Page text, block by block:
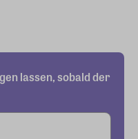
lassen, sobald der